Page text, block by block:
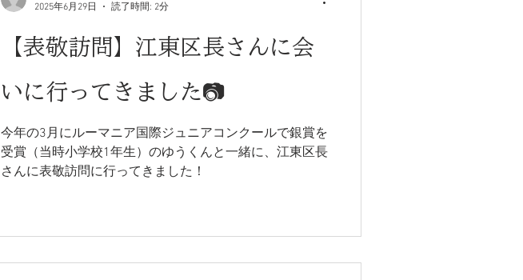
【表敬訪問】江東区長さんに会
いに行ってきました📷
今年の3月にルーマニア国際ジュニアコンクールで銀賞を
受賞（当時小学校1年生）のゆうくんと一緒に、江東区長
さんに表敬訪問に行ってきました！
2025年6月29日
読了時間: 2分